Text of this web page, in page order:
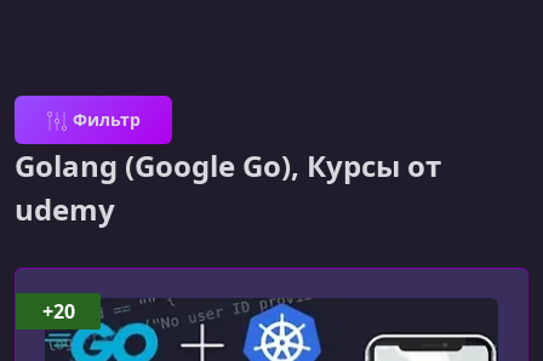
Фильтр
Golang (Google Go), Курсы от
udemy
+20